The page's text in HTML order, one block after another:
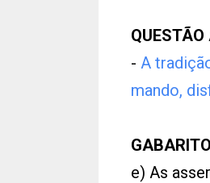
QUESTÃO
- A
mando,
e) As